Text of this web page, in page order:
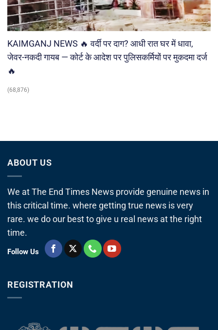
KAIMGANJ NEWS 🔥 वर्दी पर दाग? आधी रात घर में धावा,
जेवर-नकदी गायब — कोर्ट के आदेश पर पुलिसकर्मियों पर मुकदमा दर्ज
🔥
(68,876)
ABOUT US
We at The End Times News provide genuine news in
this critical time. where getting true news is very
rare. we do our best to give u real news at the right
time.
Follow Us
REGISTRATION